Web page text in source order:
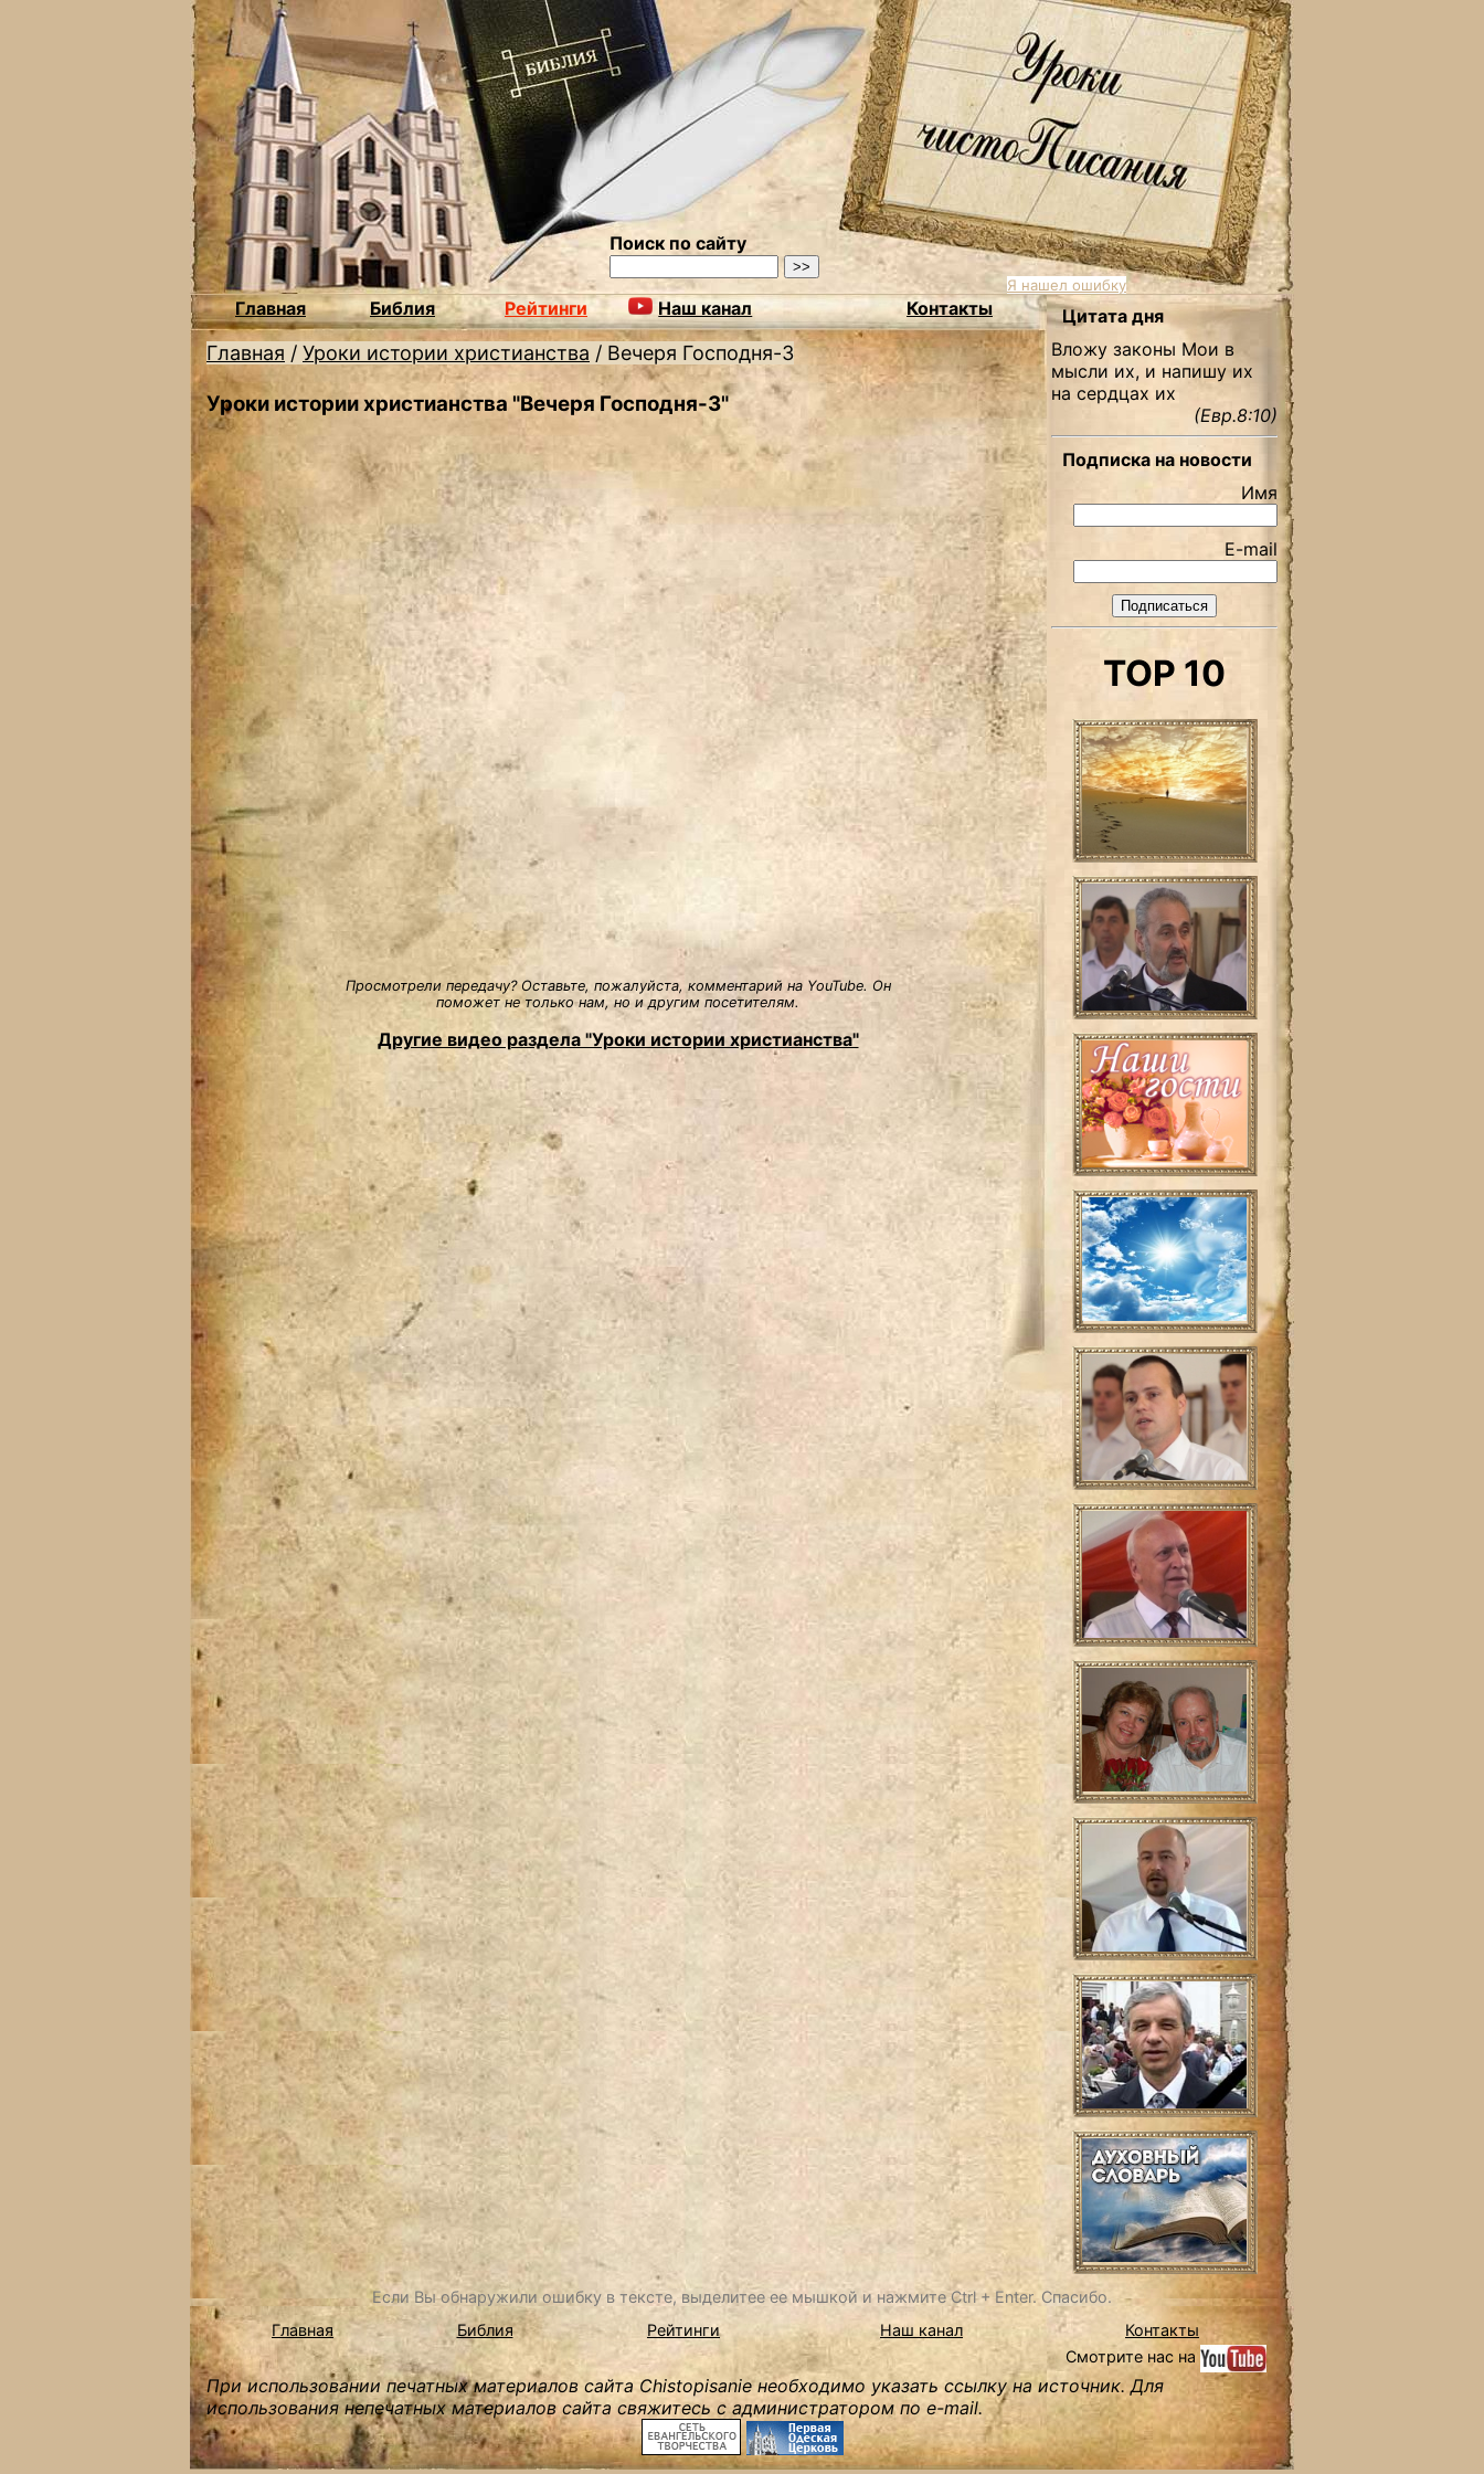
Поиск по сайту
Я нашел ошибку
Главная Библия Рейтинги Наш канал Контакты
Главная / Уроки истории христианства / Вечеря Господня-3
Уроки истории христианства "Вечеря Господня-3"
Просмотрели передачу? Оставьте, пожалуйста, комментарий на YouTube. Он
поможет не только нам, но и другим посетителям.
Другие видео раздела "Уроки истории христианства"
Цитата дня
Вложу законы Мои в
мысли их, и напишу их
на сердцах их
(Евр.8:10)
Подписка на новости
Имя
E-mail
TOP 10
Если Вы обнаружили ошибку в тексте, выделитее ее мышкой и нажмите Ctrl + Enter. Спасибо.
Главная
Библия Рейтинги Наш канал
Контакты
Смотрите нас на
При использовании печатных материалов сайта Chistopisanie необходимо указать ссылку на источник. Для
использования непечатных материалов сайта свяжитесь с администратором по e-mail.